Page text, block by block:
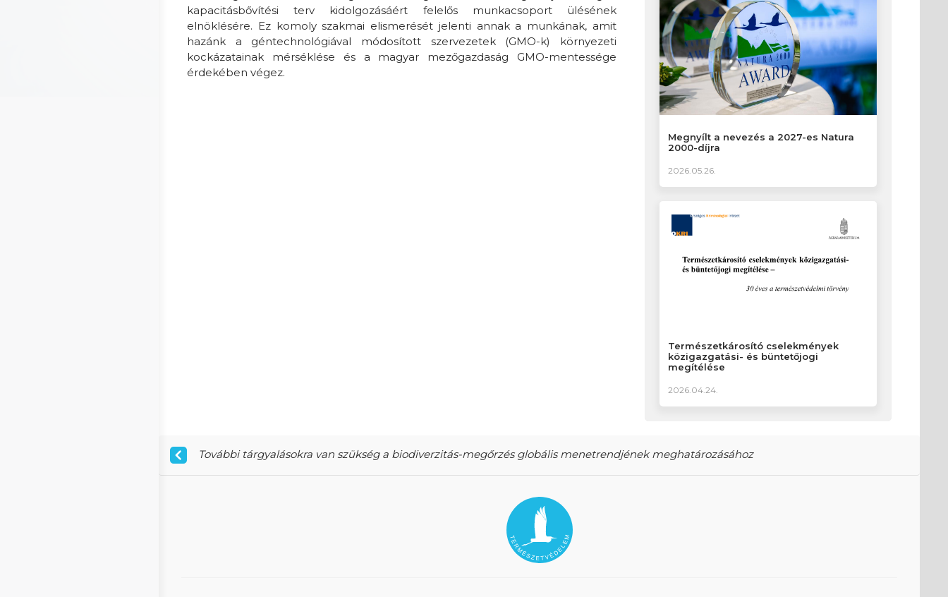
kapacitásbővítési terv kidolgozásáért felelős munkacsoport ülésének
elnöklésére. Ez komoly szakmai elismerését jelenti annak a munkának, amit
hazánk a géntechnológiával módosított szervezetek (GMO-k) környezeti
kockázatainak mérséklése és a magyar mezőgazdaság GMO-mentessége
érdekében végez.
Megnyílt a nevezés a 2027-es Natura
2000-díjra
2026.05.26.
Természetkárosító cselekmények
közigazgatási- és büntetőjogi
megítélése
2026.04.24.
További tárgyalásokra van szükség a biodiverzitás-megőrzés globális menetrendjének meghatározásához